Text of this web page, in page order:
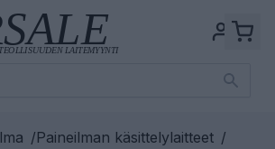
/Paineilman käsittelylaitteet /